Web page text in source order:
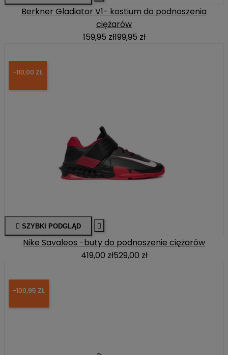
Berkner Gladiator V1- kostium do podnoszenia
ciężarów
159,95 zł199,95 zł
-110,00 ZŁ
 SZYBKI PODGLĄD 
Nike Savaleos -buty do podnoszenie ciężarów
419,00 zł529,00 zł
-100,95 ZŁ